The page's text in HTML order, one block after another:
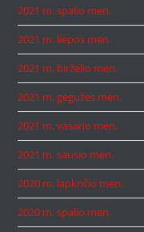
2021 m. spalio mėn.
2021 m. liepos mėn.
2021 m. birželio mėn.
2021 m. gegužės mėn.
2021 m. vasario mėn.
2021 m. sausio mėn.
2020 m. lapkričio mėn.
2020 m. spalio mėn.